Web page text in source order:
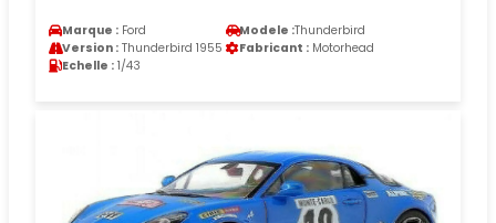
Marque : Ford Modele :Thunderbird
Version : Thunderbird 1955 Fabricant : Motorhead
Echelle : 1/43